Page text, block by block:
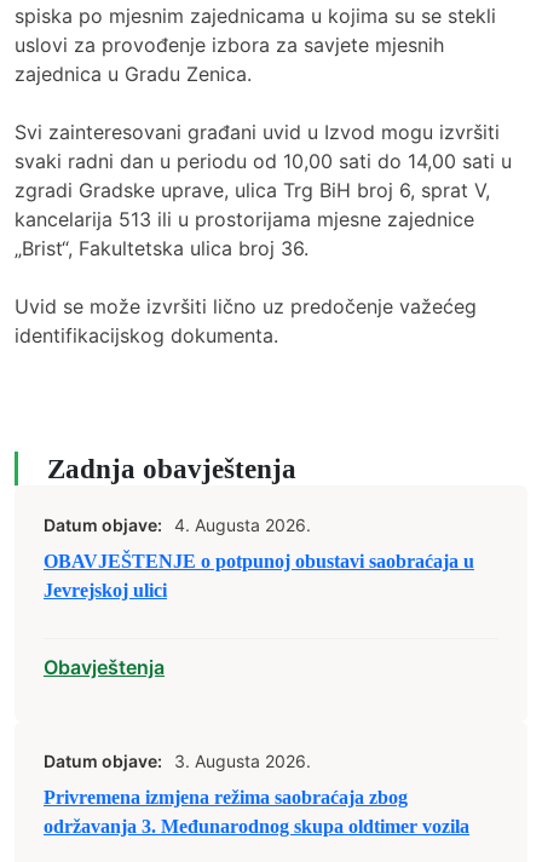
spiska po mjesnim zajednicama u kojima su se stekli
uslovi za provođenje izbora za savjete mjesnih
zajednica u Gradu Zenica.
Svi zainteresovani građani uvid u Izvod mogu izvršiti
svaki radni dan u periodu od 10,00 sati do 14,00 sati u
zgradi Gradske uprave, ulica Trg BiH broj 6, sprat V,
kancelarija 513 ili u prostorijama mjesne zajednice
„Brist“, Fakultetska ulica broj 36.
Uvid se može izvršiti lično uz predočenje važećeg
identifikacijskog dokumenta.
Zadnja obavještenja
Datum objave:
4. Augusta 2026.
OBAVJEŠTENJE o potpunoj obustavi saobraćaja u
Jevrejskoj ulici
Obavještenja
Datum objave:
3. Augusta 2026.
Privremena izmjena režima saobraćaja zbog
održavanja 3. Međunarodnog skupa oldtimer vozila